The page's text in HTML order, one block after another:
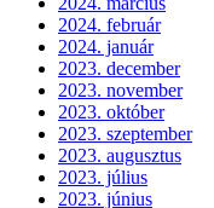
2024. február
2024. január
2023. december
2023. november
2023. október
2023. szeptember
2023. augusztus
2023. július
2023. június